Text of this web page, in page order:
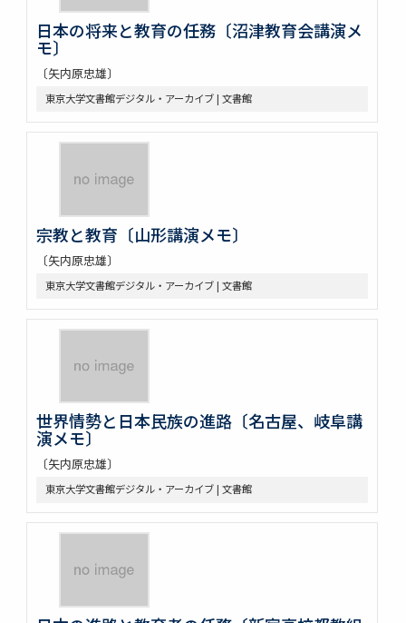
日本の将来と教育の任務〔沼津教育会講演メ
モ〕
〔矢内原忠雄〕
東京大学文書館デジタル・アーカイブ | 文書館
宗教と教育〔山形講演メモ〕
〔矢内原忠雄〕
東京大学文書館デジタル・アーカイブ | 文書館
世界情勢と日本民族の進路〔名古屋、岐阜講
演メモ〕
〔矢内原忠雄〕
東京大学文書館デジタル・アーカイブ | 文書館